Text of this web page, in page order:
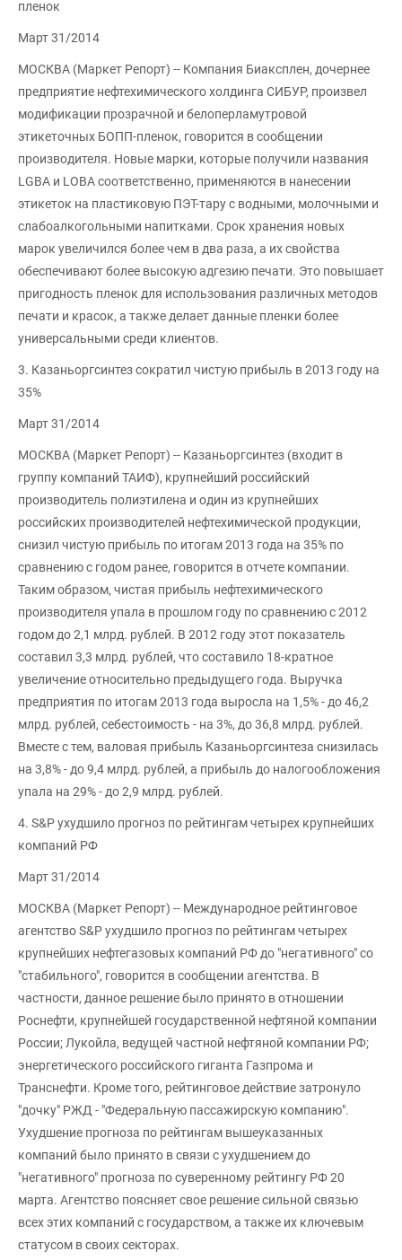
пленок
Март 31/2014
МОСКВА (Маркет Репорт) -- Компания Биаксплен, дочернее
предприятие нефтехимического холдинга СИБУР, произвел
модификации прозрачной и белоперламутровой
этикеточных БОПП-пленок, говорится в сообщении
производителя. Новые марки, которые получили названия
LGBA и LOBA соответственно, применяются в нанесении
этикеток на пластиковую ПЭТ-тару с водными, молочными и
слабоалкогольными напитками. Срок хранения новых
марок увеличился более чем в два раза, а их свойства
обеспечивают более высокую адгезию печати. Это повышает
пригодность пленок для использования различных методов
печати и красок, а также делает данные пленки более
универсальными среди клиентов.
3. Казаньоргсинтез сократил чистую прибыль в 2013 году на
35%
Март 31/2014
МОСКВА (Маркет Репорт) -- Казаньоргсинтез (входит в
группу компаний ТАИФ), крупнейший российский
производитель полиэтилена и один из крупнейших
российских производителей нефтехимической продукции,
снизил чистую прибыль по итогам 2013 года на 35% по
сравнению с годом ранее, говорится в отчете компании.
Таким образом, чистая прибыль нефтехимического
производителя упала в прошлом году по сравнению с 2012
годом до 2,1 млрд. рублей. В 2012 году этот показатель
составил 3,3 млрд. рублей, что составило 18-кратное
увеличение относительно предыдущего года. Выручка
предприятия по итогам 2013 года выросла на 1,5% - до 46,2
млрд. рублей, себестоимость - на 3%, до 36,8 млрд. рублей.
Вместе с тем, валовая прибыль Казаньоргсинтеза снизилась
на 3,8% - до 9,4 млрд. рублей, а прибыль до налогообложения
упала на 29% - до 2,9 млрд. рублей.
4. S&P ухудшило прогноз по рейтингам четырех крупнейших
компаний РФ
Март 31/2014
МОСКВА (Маркет Репорт) -- Международное рейтинговое
агентство S&P ухудшило прогноз по рейтингам четырех
крупнейших нефтегазовых компаний РФ до "негативного" со
"стабильного", говорится в сообщении агентства. В
частности, данное решение было принято в отношении
Роснефти, крупнейшей государственной нефтяной компании
России; Лукойла, ведущей частной нефтяной компании РФ;
энергетического российского гиганта Газпрома и
Транснефти. Кроме того, рейтинговое действие затронуло
"дочку" РЖД - "Федеральную пассажирскую компанию".
Ухудшение прогноза по рейтингам вышеуказанных
компаний было принято в связи с ухудшением до
"негативного" прогноза по суверенному рейтингу РФ 20
марта. Агентство поясняет свое решение сильной связью
всех этих компаний с государством, а также их ключевым
статусом в своих секторах.